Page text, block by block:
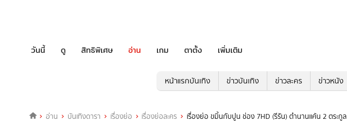
วันนี้ ดู สิทธิพิเศษ อ่าน เกม ตาตั้ง เพิ่มเติม
หน้าแรกบันเทิง ข่าวบันเทิง ข่าวละคร ข่าวหนัง
อ่าน บันเทิงดารา เรื่องย่อ เรื่องย่อละคร เรื่องย่อ ขมิ้นกับปูน ช่อง 7HD (รีรัน) ตำนานแค้น 2 ตระกูล